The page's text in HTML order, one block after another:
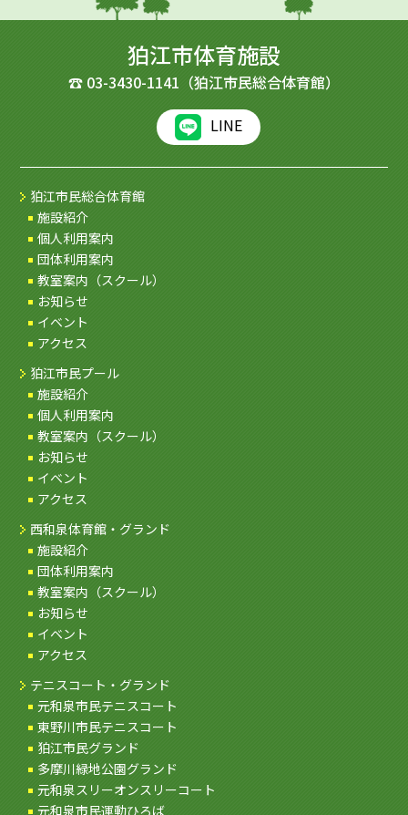
狛江市体育施設
☎ 03-3430-1141 （狛江市民総合体育館）
LINE
狛江市民総合体育館
施設紹介
個人利用案内
団体利用案内
教室案内（スクール）
お知らせ
イベント
アクセス
狛江市民プール
施設紹介
個人利用案内
教室案内（スクール）
お知らせ
イベント
アクセス
西和泉体育館・グランド
施設紹介
団体利用案内
教室案内（スクール）
お知らせ
イベント
アクセス
テニスコート・グランド
元和泉市民テニスコート
東野川市民テニスコート
狛江市民グランド
多摩川緑地公園グランド
元和泉スリーオンスリーコート
元和泉市民運動ひろば